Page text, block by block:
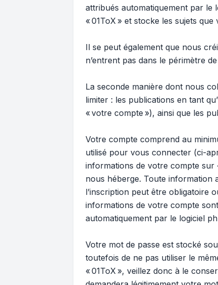
attribués automatiquement par le
« 01ToX » et stocke les sujets
Il se peut également que nous
n’entrent pas dans le périmètre
La seconde manière dont nous
limiter : les publications en tant
« votre compte »), ainsi que les
Votre compte comprend au
utilisé pour vous connecter (ci-
informations de votre compte sur
nous héberge. Toute information
l’inscription peut être obligatoire
informations de votre compte
automatiquement par le logiciel
Votre mot de passe est stocké
toutefois de ne pas utiliser le
« 01ToX », veillez donc à le